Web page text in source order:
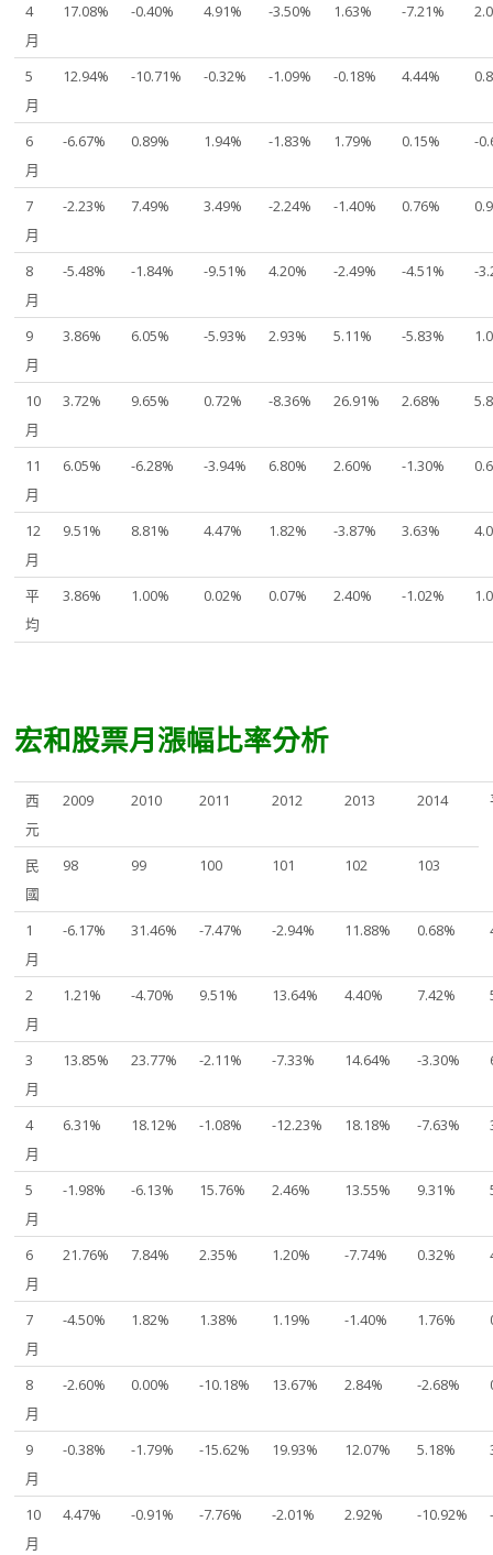
4
月
17.08% -0.40% 4.91% -3.50% 1.63% -7.21%
5
月
12.94% -10.71% -0.32% -1.09% -0.18% 4.44%
6
月
-6.67% 0.89% 1.94% -1.83% 1.79% 0.15% -
7
月
-2.23% 7.49% 3.49% -2.24% -1.40% 0.76%
8
月
-5.48% -1.84% -9.51% 4.20% -2.49% -4.51% -
9
月
3.86% 6.05% -5.93% 2.93% 5.11% -5.83%
10
月
3.72% 9.65% 0.72% -8.36% 26.91% 2.68%
11
月
6.05% -6.28% -3.94% 6.80% 2.60% -1.30%
12
月
9.51% 8.81% 4.47% 1.82% -3.87% 3.63%
平
均
3.86% 1.00% 0.02% 0.07% 2.40% -1.02%
宏和股票月漲幅比率分析
西
元
2009 2010 2011 2012 2013 2014
民
國
98 99 100 101 102 103
1
月
-6.17% 31.46% -7.47% -2.94% 11.88% 0.68%
2
月
1.21% -4.70% 9.51% 13.64% 4.40% 7.42%
3
月
13.85% 23.77% -2.11% -7.33% 14.64% -3.30%
4
月
6.31% 18.12% -1.08% -12.23% 18.18% -7.63%
5
月
-1.98% -6.13% 15.76% 2.46% 13.55% 9.31%
6
月
21.76% 7.84% 2.35% 1.20% -7.74% 0.32%
7
月
-4.50% 1.82% 1.38% 1.19% -1.40% 1.76%
8
月
-2.60% 0.00% -10.18% 13.67% 2.84% -2.68%
9
月
-0.38% -1.79% -15.62% 19.93% 12.07% 5.18%
10
月
4.47% -0.91% -7.76% -2.01% 2.92% -10.92%